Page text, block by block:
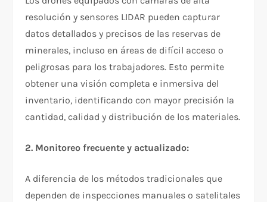
resolución y sensores LIDAR pueden capturar
datos detallados y precisos de las reservas de
minerales, incluso en áreas de difícil acceso o
peligrosas para los trabajadores. Esto permite
obtener una visión completa e inmersiva del
inventario, identificando con mayor precisión la
cantidad, calidad y distribución de los materiales.
2. Monitoreo frecuente y actualizado:
A diferencia de los métodos tradicionales que
dependen de inspecciones manuales o satelitales